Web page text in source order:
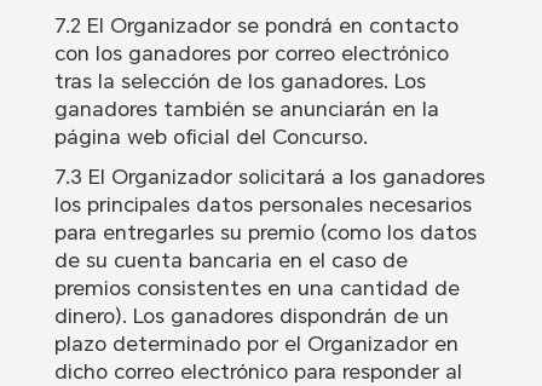
7.2 El Organizador se pondrá en contacto
con los ganadores por correo electrónico
tras la selección de los ganadores. Los
ganadores también se anunciarán en la
página web oficial del Concurso.
7.3 El Organizador solicitará a los ganadores
los principales datos personales necesarios
para entregarles su premio (como los datos
de su cuenta bancaria en el caso de
premios consistentes en una cantidad de
dinero). Los ganadores dispondrán de un
plazo determinado por el Organizador en
dicho correo electrónico para responder al